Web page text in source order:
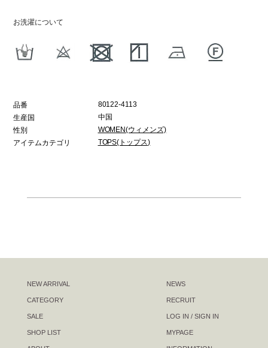
お洗濯について
品番
80122-4113
生産国
中国
性別
WOMEN(ウィメンズ)
アイテムカテゴリ
TOPS(トップス)
NEW ARRIVAL
CATEGORY
SALE
SHOP LIST
NEWS
RECRUIT
LOG IN / SIGN IN
MYPAGE